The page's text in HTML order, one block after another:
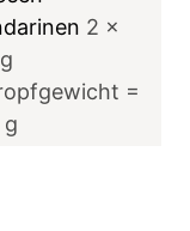
2 x
=
g